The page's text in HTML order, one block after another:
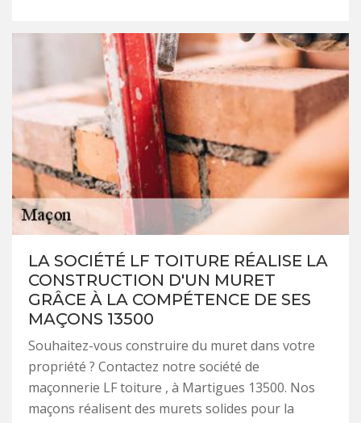
LA SOCIÉTÉ LF TOITURE RÉALISE LA
CONSTRUCTION D'UN MURET
GRÂCE À LA COMPÉTENCE DE SES
MAÇONS 13500
Souhaitez-vous construire du muret dans votre
propriété ? Contactez notre société de
maçonnerie LF toiture , à Martigues 13500. Nos
maçons réalisent des murets solides pour la